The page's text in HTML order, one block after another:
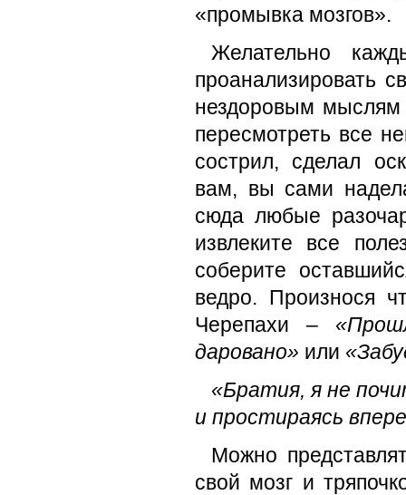
«промывка мозгов».
Желательно
проанализировать
нездоровым
пересмотреть все
сострил, сделал
вам, вы сами
сюда любые
извлеките все
соберите
ведро. Произнося
Черепахи –
даровано» или
«Братия, я не
и простираясь
Можно
свой мозг и